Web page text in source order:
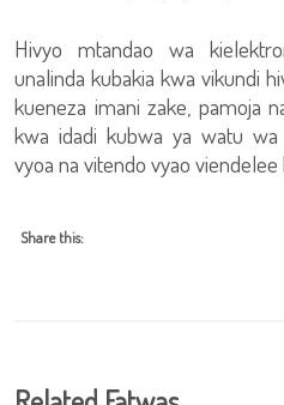
Hivyo mtandao wa
unalinda kubakia kwa vikundi
kueneza imani zake, pamoja
kwa idadi kubwa ya watu
vyoa na vitendo vyao viendelee
Share this: